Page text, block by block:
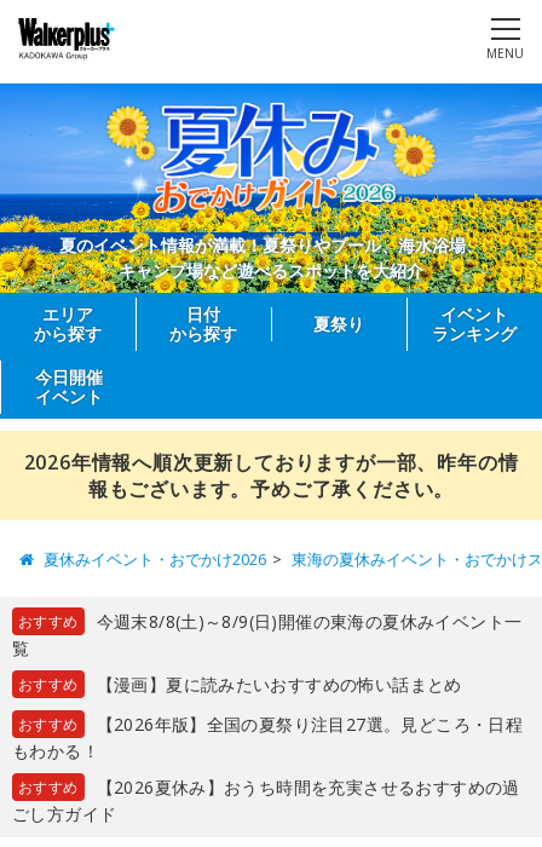
MENU
夏のイベント情報が満載！夏祭りやプール、海水浴場、
キャンプ場など遊べるスポットを大紹介
エリア
から探す
日付
から探す
夏祭り
イベント
ランキング
今日開催
イベント
2026年情報へ順次更新しておりますが一部、昨年の情
報もございます。予めご了承ください。
夏休みイベント・おでかけ2026 東海の夏休みイベント・おでかけ
おすすめ
今週末8/8(土)～8/9(日)開催の東海の夏休みイベント一
覧
おすすめ 【漫画】夏に読みたいおすすめの怖い話まとめ
おすすめ
【2026年版】全国の夏祭り注目27選。見どころ・日程
もわかる！
おすすめ
【2026夏休み】おうち時間を充実させるおすすめの過
ごし方ガイド